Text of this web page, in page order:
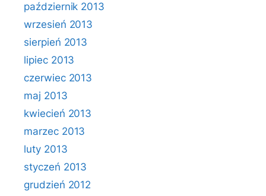
październik 2013
wrzesień 2013
sierpień 2013
lipiec 2013
czerwiec 2013
maj 2013
kwiecień 2013
marzec 2013
luty 2013
styczeń 2013
grudzień 2012